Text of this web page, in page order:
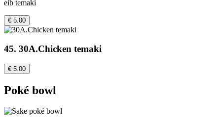
eib temaki
€ 5.00
45. 30A.Chicken temaki
€ 5.00
Poké bowl